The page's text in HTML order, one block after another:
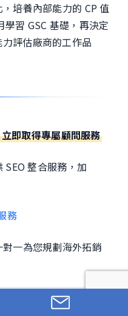
培養內部能力的 CP 值
習 GSC 基礎，再決定
評估廠商的工作品
即取得專屬顧問服務
整合服務，加
務
一為您規劃海外拓銷